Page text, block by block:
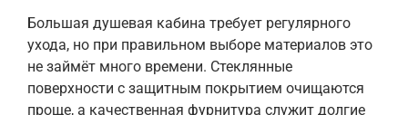
Большая душевая кабина требует регулярного
ухода, но при правильном выборе материалов это
не займёт много времени. Стеклянные
поверхности с защитным покрытием очищаются
проще, а качественная фурнитура служит долгие